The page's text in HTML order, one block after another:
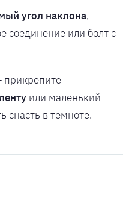
угол наклона,
соединение или болт с
прикрепите
или маленький
снасть в темноте.